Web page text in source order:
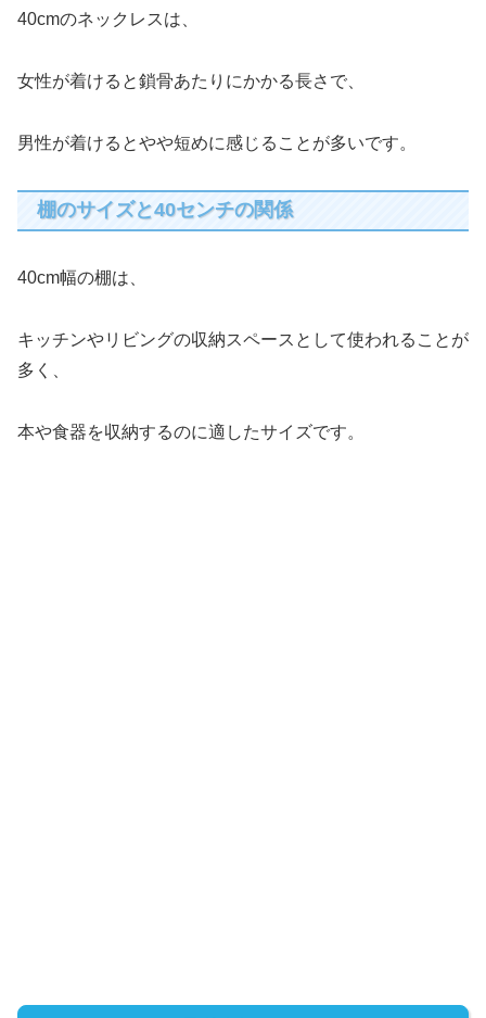
40cmのネックレスは、
女性が着けると鎖骨あたりにかかる長さで、
男性が着けるとやや短めに感じることが多いです。
棚のサイズと40センチの関係
40cm幅の棚は、
キッチンやリビングの収納スペースとして使われることが
多く、
本や食器を収納するのに適したサイズです。